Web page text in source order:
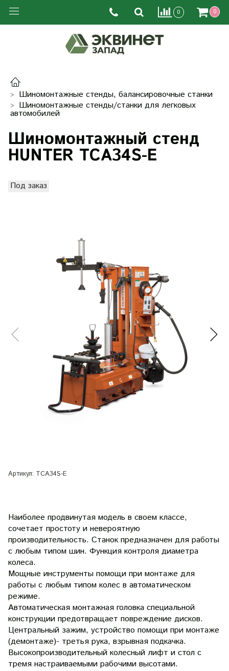
0 0
Шиномонтажные стенды, балансировочные станки
Шиномонтажные стенды/станки для легковых
автомобилей
Шиномонтажный стенд
HUNTER TCA34S-E
Под заказ
Артикул: TCA34S-E
Наиболее продвинутая модель в своем классе,
сочетает простоту и невероятную
производительность. Станок предназначен для работы
с любым типом шин. Функция контроля диаметра
колеса.
Мощные инструменты помощи при монтаже для
работы с любым типом колес в автоматическом
режиме.
Автоматическая монтажная головка специальной
конструкции предотвращает повреждение дисков.
Центральный зажим, устройство помощи при монтаже
(демонтаже)- третья рука, взрывная подкачка.
Высокопроизводительный колесный лифт и стол с
тремя настраиваемыми рабочими высотами.